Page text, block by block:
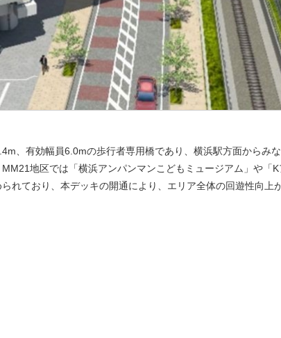
、有効幅員6.0mの歩行者専用橋であり、横浜駅方面からみ
地区では「横浜アンパンマンこどもミュージアム」や「
れており、本デッキの開通により、エリア全体の回遊性向上